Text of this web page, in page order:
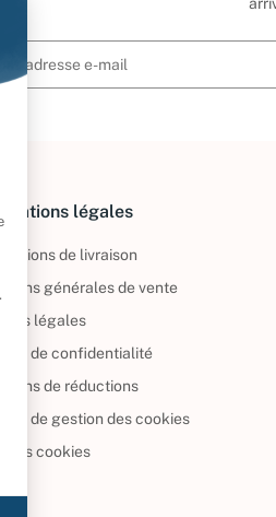
légales
de livraison
générales de vente
légales
de confidentialité
de réductions
de gestion des cookies
vos cookies